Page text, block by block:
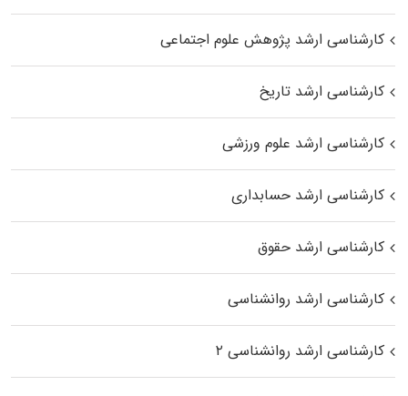
کارشناسی ارشد پژوهش علوم اجتماعی
کارشناسی ارشد تاریخ
کارشناسی ارشد علوم ورزشی
کارشناسی ارشد حسابداری
کارشناسی ارشد حقوق
کارشناسی ارشد روانشناسی
کارشناسی ارشد روانشناسی ۲